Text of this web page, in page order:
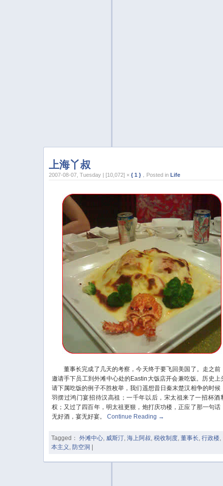
上海丫叔
2007-08-07, Tuesday | [10,072] ×{ 1 } ，Posted inLife
董事长完成了几天的考察，今天终于要飞回美国了。走之前
邀请手下员工到外滩中心处的Eastin大饭店开会兼吃饭。历史上
请下属吃饭的例子不胜枚举，我们遥想昔日秦末楚汉相争的时候
羽摆过鸿门宴招待汉高祖；一千年以后，宋太祖来了一招杯酒
权；又过了四百年，明太祖更狠，炮打庆功楼，正应了那一句话
无好酒，宴无好宴。
Continue Reading →
Tagged： 外滩中心, 威斯汀,海上阿叔,税收制度,董事长,行政楼,
本主义 , 防空洞